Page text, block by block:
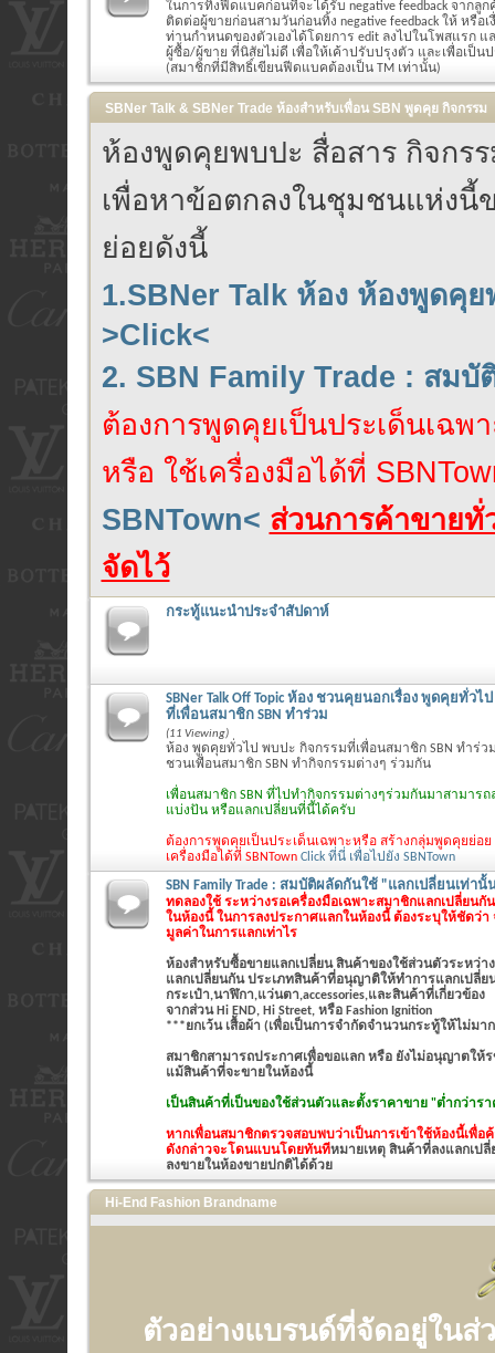
ในการทิ้งฟีดแบคก่อนที่จะได้รับ negative feedback จากลู
ติดต่อผู้ขายก่อนสามวันก่อนทิ้ง negative feedback ให้ หรือ
ท่านกำหนดของตัวเองได้โดยการ edit ลงไปในโพสแรก
ผู้ซื้อ/ผู้ขาย ที่นิสัยไม่ดี เพื่อให้เค้าปรับปรุงตัว และเพื่อเป็
(สมาชิกที่มีสิทธิ์เขียนฟีดแบคต้องเป็น TM เท่านั้น)
SBNer Talk & SBNer Trade ห้องสำหรับเพื่อน SBN พูดคุย กิจกรรม
ห้องพูดคุยพบปะ สื่อสาร กิจกร
เพื่อหาข้อตกลงในชุมชนแห่งนี้
ย่อยดังนี้
1.SBNer Talk ห้อง ห้องพูดคุ
>Click<
2. SBN Family Trade : สม
ต้องการพูดคุยเป็นประเด็นเฉ
หรือ ใช้เครื่องมือได้ที่
SBNTown< ส่วนการค้าขายทั่
จัดไว้
กระทู้แนะนำประจำสัปดาห์
SBNer Talk Off Topic ห้อง ชวนคุยนอกเรื่อง พูดคุยทั่ว
ที่เพื่อนสมาชิก SBN ทำร่วม
(11 Viewing)
ห้อง พูดคุยทั่วไป พบปะ กิจกรรมที่เพื่อนสมาชิก SBN ทำร่ว
ชวนเพื่อนสมาชิก SBN ทำกิจกรรมต่างๆ ร่วมกัน
เพื่อนสมาชิก SBN ที่ไปทำกิจกรรมต่างๆร่วมกันมาสามาร
แบ่งปัน หรือแลกเปลี่ยนที่นี้ได้ครับ
ต้องการพูดคุยเป็นประเด็นเฉพาะหรือ สร้างกลุ่มพูดคุยย่อ
เครื่องมือได้ที่ SBNTownClick ที่นี่ เพื่อไปยัง SBNTown
SBN Family Trade : สมบัติผลัดกันใช้ "แลกเปลี่ยนเท่านั้
ทดลองใช้ ระหว่างรอเครื่องมือเฉพาะสมาชิกแลกเปลี่ยน
ในห้องนี้ ในการลงประกาศแลกในห้องนี้ ต้องระบุให้ชัดว่า
มูลค่าในการแลกเท่าไร
ห้องสำหรับซื้อขายแลกเปลี่ยน สินค้าของใช้ส่วนตัวระหว่าง
แลกเปลี่ยนกัน ประเภทสินค้าที่อนุญาติให้ทำการแลกเปลี่ย
กระเป๋า,นาฬิกา,แว่นตา,accessories,และสินค้าที่เกี่ยวข้อง
จากส่วน Hi END, Hi Street, หรือ Fashion Ignition
***ยกเว้น เสื้อผ้า (เพื่อเป็นการจำกัดจำนวนกระทู้ให้ไม่มา
สมาชิกสามารถประกาศเพื่อขอแลก หรือ ยังไม่อนุญาตให้
แม้สินค้าที่จะขายในห้องนี้
เป็นสินค้าที่เป็นของใช้ส่วนตัวและตั้งราคาขาย "ต่ำกว่าร
หากเพื่อนสมาชิกตรวจสอบพบว่าเป็นการเข้าใช้ห้องนี้เพื่อ
ดังกล่าวจะโดนแบนโดยทันทีหมายเหตุ สินค้าที่ลงแลกเป
ลงขายในห้องขายปกติได้ด้วย
Hi-End Fashion Brandname
ตัวอย่างแบรนด์ที่จัดอยู่ในส่